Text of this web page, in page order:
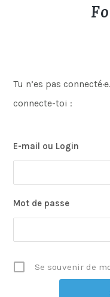
Tu n’es pas
connecte-toi :
E-mail ou Login
Mot de passe
Se souvenir de